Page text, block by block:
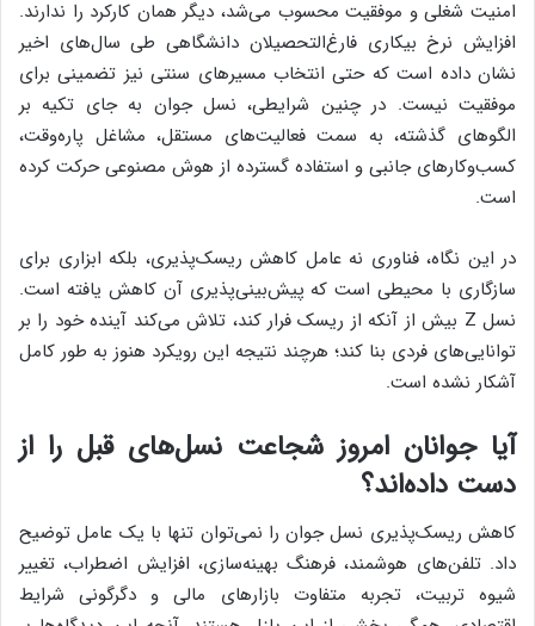
امنیت شغلی و موفقیت محسوب می‌شد، دیگر همان کارکرد را ندارند.
افزایش نرخ بیکاری فارغ‌التحصیلان دانشگاهی طی سال‌های اخیر
نشان داده است که حتی انتخاب مسیرهای سنتی نیز تضمینی برای
موفقیت نیست. در چنین شرایطی، نسل جوان به جای تکیه بر
الگوهای گذشته، به سمت فعالیت‌های مستقل، مشاغل پاره‌وقت،
کسب‌وکارهای جانبی و استفاده گسترده از هوش مصنوعی حرکت کرده
است.
در این نگاه، فناوری نه عامل کاهش ریسک‌پذیری، بلکه ابزاری برای
سازگاری با محیطی است که پیش‌بینی‌پذیری آن کاهش یافته است.
نسل Z بیش از آنکه از ریسک فرار کند، تلاش می‌کند آینده خود را بر
توانایی‌های فردی بنا کند؛ هرچند نتیجه این رویکرد هنوز به طور کامل
آشکار نشده است.
آیا جوانان امروز شجاعت نسل‌های قبل را از
دست داده‌اند؟
کاهش ریسک‌پذیری نسل جوان را نمی‌توان تنها با یک عامل توضیح
داد. تلفن‌های هوشمند، فرهنگ بهینه‌سازی، افزایش اضطراب، تغییر
شیوه تربیت، تجربه متفاوت بازارهای مالی و دگرگونی شرایط